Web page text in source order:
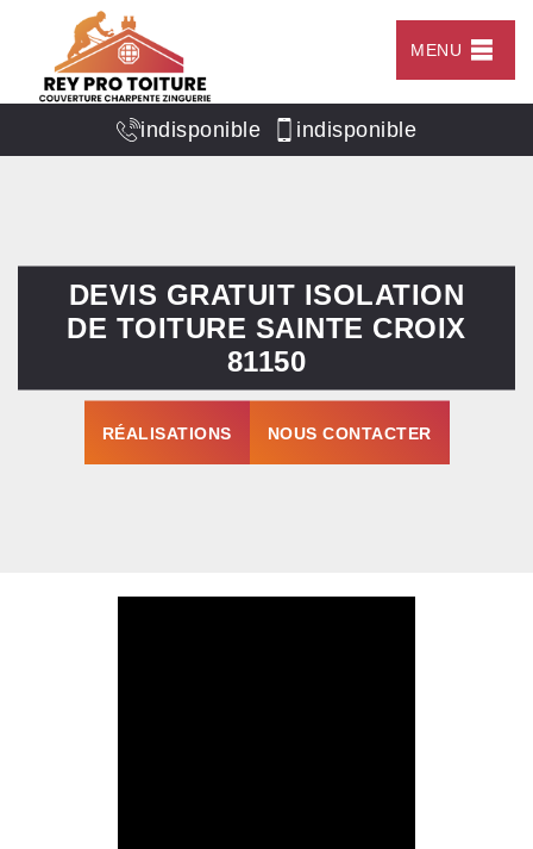
MENU
indisponible indisponible
DEVIS GRATUIT ISOLATION
DE TOITURE SAINTE CROIX
81150
RÉALISATIONS NOUS CONTACTER